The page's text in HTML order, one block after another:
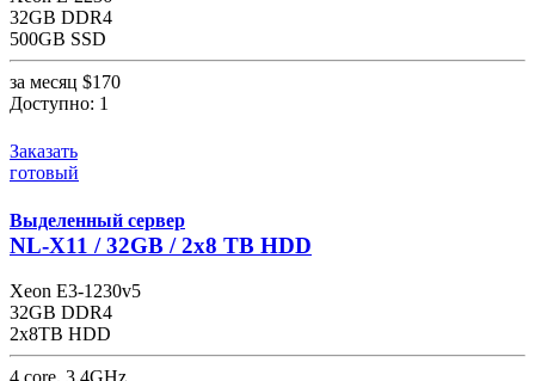
32GB DDR4
500GB SSD
за месяц $170
Доступно: 1
Заказать
готовый
Выделенный сервер
NL-X11 / 32GB / 2x8 TB HDD
Xeon E3-1230v5
32GB DDR4
2x8TB HDD